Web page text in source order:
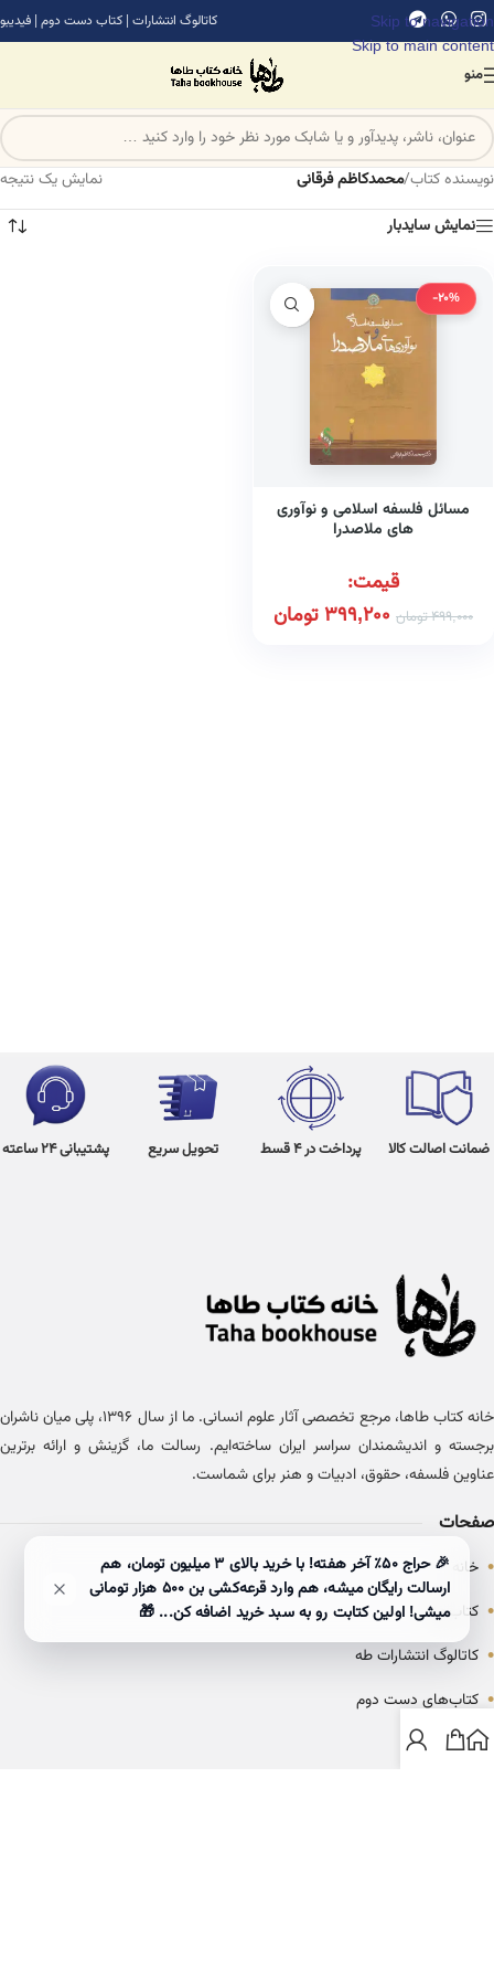
Skip to navigation
Skip to main content
کاتالوگ انتشارات | کتاب دست دوم | فیدیبو
منو
نویسنده کتاب/محمدکاظم فرقانی
نمایش یک نتیجه
نمایش سایدبار
-20%
مسائل فلسفه اسلامی و نوآوری
های ملاصدرا
قیمت:
499,000تومان 399,200تومان
ضمانت اصالت کالا پرداخت در 4 قسط تحویل سریع پشتیبانی 24 ساعته
خانه کتاب طاها، مرجع تخصصی آثار علوم انسانی. ما از سال ۱۳۹۶، پلی میان ناشران
برجسته و اندیشمندان سراسر ایران ساخته‌ایم. رسالت ما، گزینش و ارائه برترین
عناوین فلسفه، حقوق، ادبیات و هنر برای شماست.
صفحات
• خانه
• کتاب‌ها
• کاتالوگ انتشارات طه
• کتاب‌های دست دوم
• بلاگ
🎉 حراج ۵۰٪ آخر هفته! با خرید بالای 3 میلیون تومان، هم
ارسالت رایگان میشه، هم وارد قرعه‌کشی بن ۵۰۰ هزار تومانی
میشی! اولین کتابت رو به سبد خرید اضافه کن... 🎁